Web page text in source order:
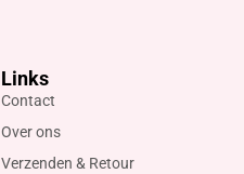
Links
Contact
Over ons
Verzenden & Retour